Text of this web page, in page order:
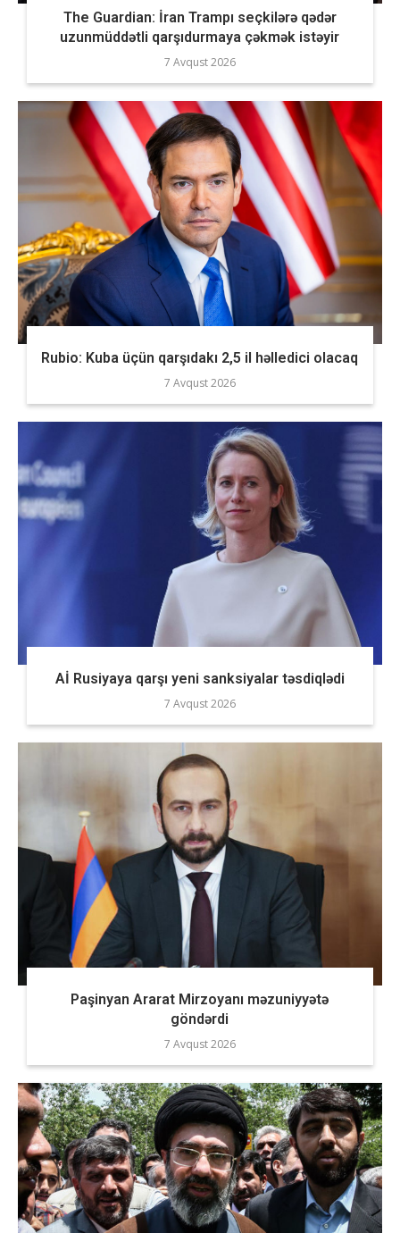
The Guardian: İran Trampı seçkilərə qədər
uzunmüddətli qarşıdurmaya çəkmək istəyir
7 Avqust 2026
Rubio: Kuba üçün qarşıdakı 2,5 il həlledici olacaq
7 Avqust 2026
Aİ Rusiyaya qarşı yeni sanksiyalar təsdiqlədi
7 Avqust 2026
Paşinyan Ararat Mirzoyanı məzuniyyətə
göndərdi
7 Avqust 2026